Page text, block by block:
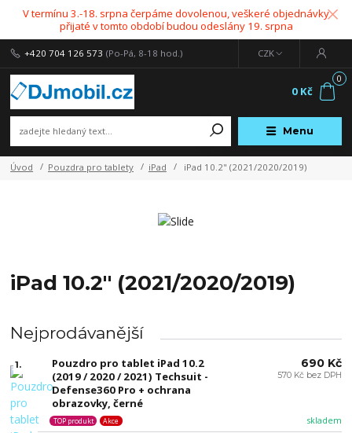
V termínu 3.-18. srpna čerpáme dovolenou, veškeré objednávky
přijaté v tomto období budou odeslány 19. srpna
Menu
CZK
+420 704 126 573 (Po-Pá, 8-18 hod.)
0
0 Kč
Úvod Pouzdra pro tablety iPad iPad 10.2" (2021/2020/2019)
iPad 10.2" (2021/2020/2019)
Nejprodávanější
1.
Pouzdro pro tablet iPad 10.2
(2019 / 2020 / 2021) Techsuit -
Defense360 Pro + ochrana
obrazovky, černé
skladem
TOP produkt Akce
690 Kč
570 Kč bez DPH